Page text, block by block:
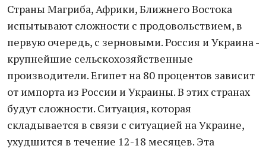
Страны Магриба, Африки, Ближнего Востока
испытывают сложности с продовольствием, в
первую очередь, с зерновыми. Россия и Украина -
крупнейшие сельскохозяйственные
производители. Египет на 80 процентов зависит
от импорта из России и Украины. В этих странах
будут сложности. Ситуация, которая
складывается в связи с ситуацией на Украине,
ухудшится в течение 12-18 месяцев. Эта